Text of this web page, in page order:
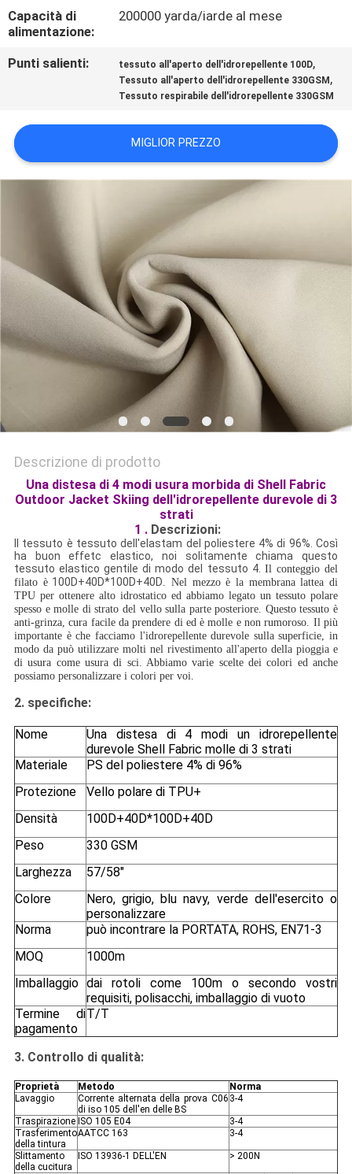
COMPANY
NEWS
DEL
SITO
POLICY
Capacità di
alimentazione:
200000 yarda/iarde al mese
Punti salienti: tessuto all'aperto dell'idrorepellente 100D,
Tessuto all'aperto dell'idrorepellente 330GSM ,
Tessuto respirabile dell'idrorepellente 330GSM
MIGLIOR PREZZO
Descrizione di prodotto
Una distesa di 4 modi usura morbida di Shell Fabric
Outdoor Jacket Skiing dell'idrorepellente durevole di 3
strati
1 . Descrizioni:
Il tessuto è tessuto dell'elastam del poliestere 4% di 96%. Così
ha buon effetc elastico, noi solitamente chiama questo
tessuto elastico gentile di modo del tessuto 4. Il conteggio del
filato è100D+40D*100D+40D. Nel mezzo è la membrana lattea di
TPU per ottenere alto idrostatico ed abbiamo legato un tessuto polare
spesso e molle di strato del vello sulla parte posteriore. Questo tessuto è
anti-grinza, cura facile da prendere di ed è molle e non rumoroso. Il più
importante è che facciamo l'idrorepellente durevole sulla superficie, in
modo da può utilizzare molti nel rivestimento all'aperto della pioggia e
di usura come usura di sci. Abbiamo varie scelte dei colori ed anche
possiamo personalizzare i colori per voi.
2.specifiche:
Nome
Una distesa di 4 modi un idrorepellente
durevole Shell Fabric molle di 3 strati
Materiale
PS del poliestere 4% di 96%
Protezione
Vello polare di TPU+
Densità
100D+40D*100D+40D
Peso
330 GSM
Larghezza
57/58"
Colore
Nero, grigio, blu navy, verde dell'esercito o
personalizzare
Norma
può incontrare la PORTATA, ROHS, EN71-3
MOQ
1000m
Imballaggio dai rotoli come 100m o secondo vostri
requisiti, polisacchi, imballaggio di vuoto
Termine di
pagamento
T/T
3. Controllo di qualità:
Proprietà Metodo
Norma
Lavaggio
Corrente alternata della prova C06
di iso 105 dell'en delle BS
3-4
Traspirazione ISO 105 E04
3-4
Trasferimento
della tintura
AATCC 163 3-4
Slittamento
della cucitura
ISO 13936-1 DELL'EN > 200N